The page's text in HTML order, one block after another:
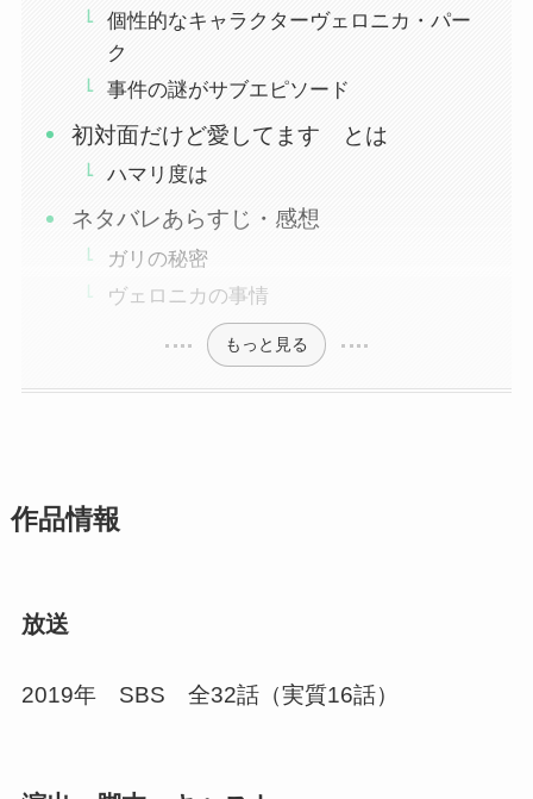
個性的なキャラクターヴェロニカ・パー
ク
事件の謎がサブエピソード
初対面だけど愛してます とは
ハマリ度は
ネタバレあらすじ・感想
ガリの秘密
ヴェロニカの事情
もっと見る
作品情報
放送
2019年 SBS 全32話（実質16話）